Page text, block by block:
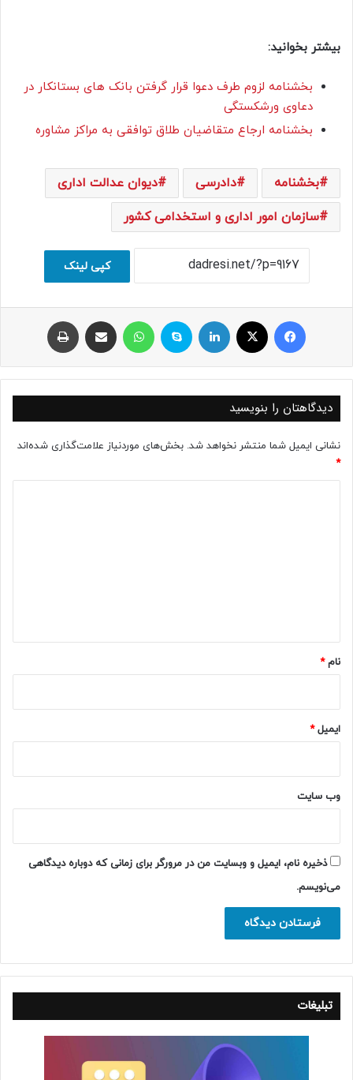
بیشتر بخوانید:
بخشنامه لزوم طرف دعوا قرار گرفتن بانک های بستانکار در
دعاوی ورشکستگی
بخشنامه ارجاع متقاضیان طلاق توافقی به مراکز مشاوره
بخشنامه دادرسی
دیوان عدالت اداری
سازمان امور اداری و استخدامی کشور
کپی لینک
فیسبوک ایکس لینکداین اسکایپ واتس آپ اشتراک با ایمیل
دیدگاهتان را بنویسید
نشانی ایمیل شما منتشر نخواهد شد. بخش‌های موردنیاز علامت‌گذاری شده‌اند
*
نام*
ایمیل*
وب‌ سایت
ذخیره نام، ایمیل و وبسایت من در مرورگر برای زمانی که دوباره دیدگاهی
می‌نویسم.
تبلیغات